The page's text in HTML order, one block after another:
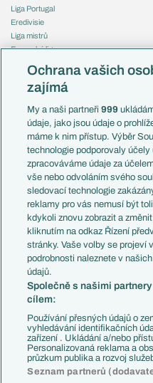
Liga Portugal
Eredivisie
Liga mistrů
Evropská liga
Mistrovství světa
Liga národů
Témata
Představení týmů MS
EuroSkauting
PL v kostce
Evropské koeficienty
Přestupy
Přestupové spekulace
Zranění
Kluby
Arsenal FC
Chelsea FC
Manchester United
AC Milán
Juventus FC
Bayern Mnichov
FC Barcelona
Real Madrid
Ochrana vašich
zajímá
My a naši partneři999
údaje, jako jsou údaje o
máme k nim přístup. Výběr
technologie podporovaly
zpracováváme údaje za
vše nebo odvoláním svého
sledovací technologie
reklamy pro vás nemusí být
kdykoli znovu zobrazit a
kliknutím na odkaz Řízení
stránky. Vaše volby se projeví
podrobnosti naleznete v
údajů.
Společně s našimi
cílem:
Používání přesných údajů o
vyhledávání identifikačních
zařízení . Ukládání a/nebo
Personalizovaná reklama a
průzkum publika a rozvoj
Seznam partnerů